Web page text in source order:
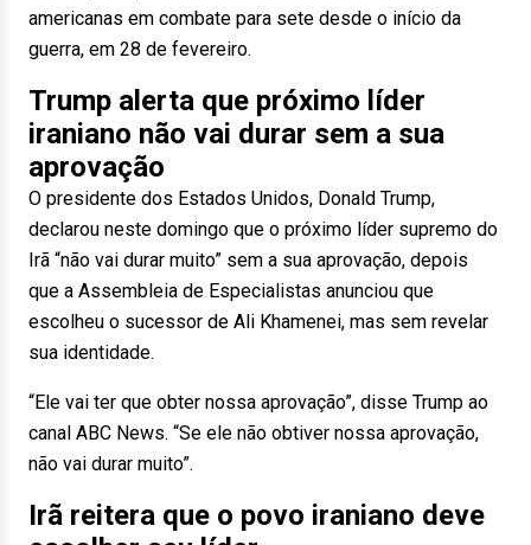
americanas em combate para sete desde o início da
guerra, em 28 de fevereiro.
Trump alerta que próximo líder
iraniano não vai durar sem a sua
aprovação
O presidente dos Estados Unidos, Donald Trump,
declarou neste domingo que o próximo líder supremo do
Irã “não vai durar muito” sem a sua aprovação, depois
que a Assembleia de Especialistas anunciou que
escolheu o sucessor de Ali Khamenei, mas sem revelar
sua identidade.
“Ele vai ter que obter nossa aprovação”, disse Trump ao
canal ABC News. “Se ele não obtiver nossa aprovação,
não vai durar muito”.
Irã reitera que o povo iraniano deve